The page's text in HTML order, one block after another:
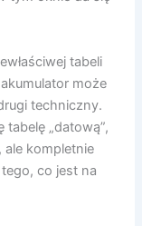
tabeli
może
techniczny.
tabelę „datową”,
ale kompletnie
co jest na